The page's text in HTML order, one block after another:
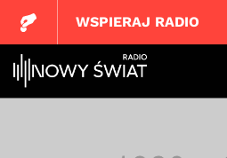
WSPIERAJ RADIO